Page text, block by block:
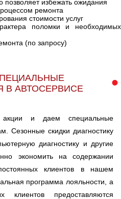
позволяет избежать ожидания
ремонта
стоимости услуг
поломки и необходимых
(по запросу)
В АВТОСЕРВИСЕ
и даем специальные
Сезонные скидки диагностику
диагностику и другие
экономить на содержании
клиентов в нашем
программа лояльности, а
клиентов предоставляются